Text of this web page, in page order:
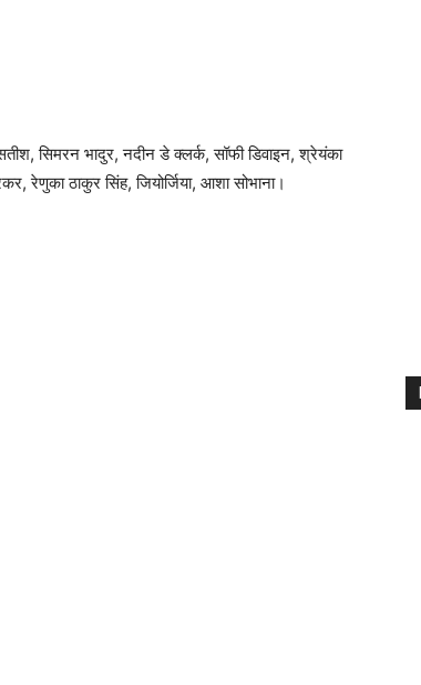
सिमरन भादुर, नदीन डे क्लर्क, सॉफी डिवाइन, श्रेयंका
रेणुका ठाकुर सिंह, जियोर्जिया, आशा सोभाना।